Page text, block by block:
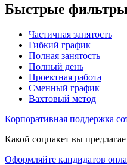
Быстрые фильтры
Частичная занятость
Гибкий график
Полная занятость
Полный день
Проектная работа
Сменный график
Вахтовый метод
Корпоративная поддержка
Какой соцпакет вы
Оформляйте кандидатов